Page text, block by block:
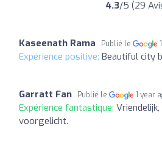
4.3/5 (29
Kaseenath Rama Publié le
Expérience positive: Beautiful city
Garratt Fan Publié le 1 year
Expérience fantastique:
voorgelicht.